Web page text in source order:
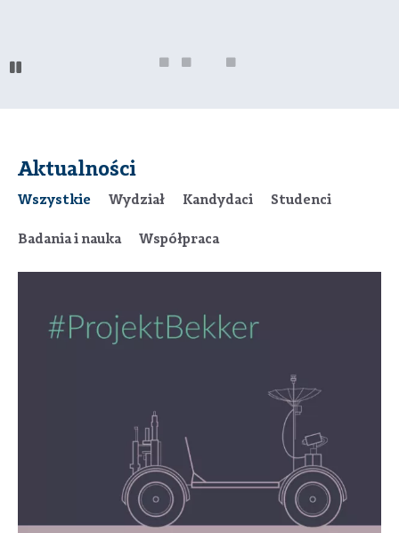
Aktualności
Wszystkie Wydział Kandydaci Studenci
Badania i nauka Współpraca